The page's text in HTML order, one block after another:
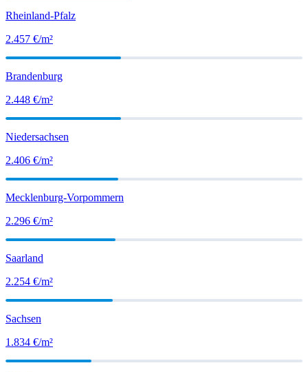
Rheinland-Pfalz
2.457 €/m²
Brandenburg
2.448 €/m²
Niedersachsen
2.406 €/m²
Mecklenburg-Vorpommern
2.296 €/m²
Saarland
2.254 €/m²
Sachsen
1.834 €/m²